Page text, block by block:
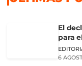
El
para
6